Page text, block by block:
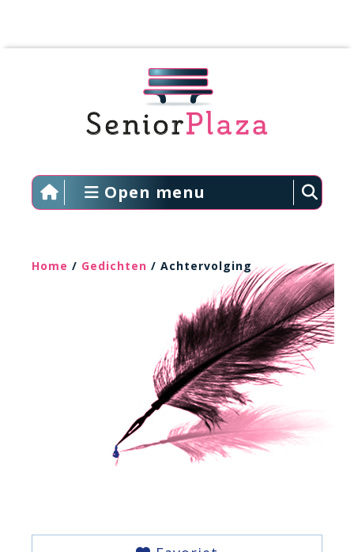
Open menu
Home / Gedichten / Achtervolging